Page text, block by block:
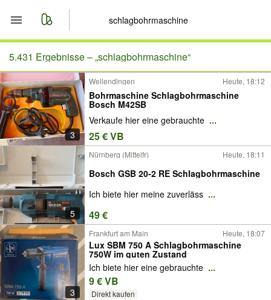
Start
Merkliste
Nachrichten
Anzeige aufgeben
5.431 Ergebnisse –„schlagbohrmaschine“
3
Wellendingen Heute, 18:12
Bohrmaschine Schlagbohrmaschine
Bosch M42SB
Verkaufe hier eine gebrauchte ...
25 € VB
5
Nürnberg (Mittelfr) Heute, 18:11
Bosch GSB 20-2 RE Schlagbohrmaschine
Ich biete hier meine zuverläss ...
49 €
3
Frankfurt am Main Heute, 18:07
Lux SBM 750 A Schlagbohrmaschine
750W im guten Zustand
Ich biete hier eine gebrauchte ...
9 € VB
Direkt kaufen